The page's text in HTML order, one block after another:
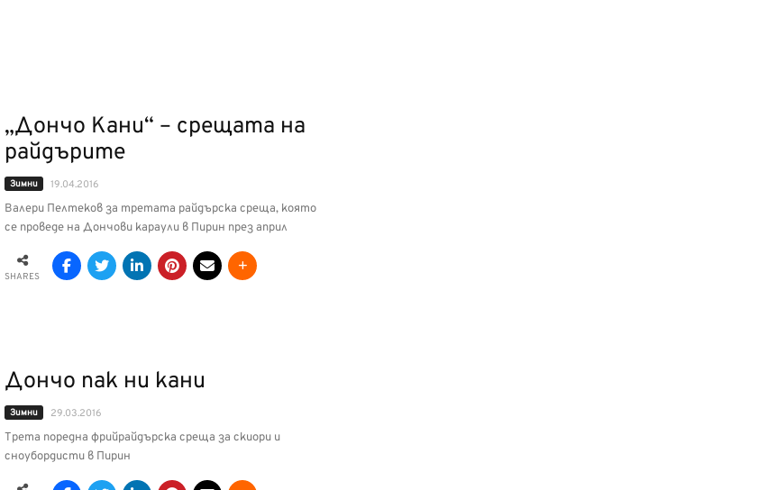
„Дончо Кани“ – срещата на
райдърите
Зимни 19.04.2016
Валери Пелтеков за третата райдърска среща, която
се проведе на Дончови караули в Пирин през април
SHARES
Дончо пак ни кани
Зимни 29.03.2016
Трета поредна фрийрайдърска среща за скиори и
сноубордисти в Пирин